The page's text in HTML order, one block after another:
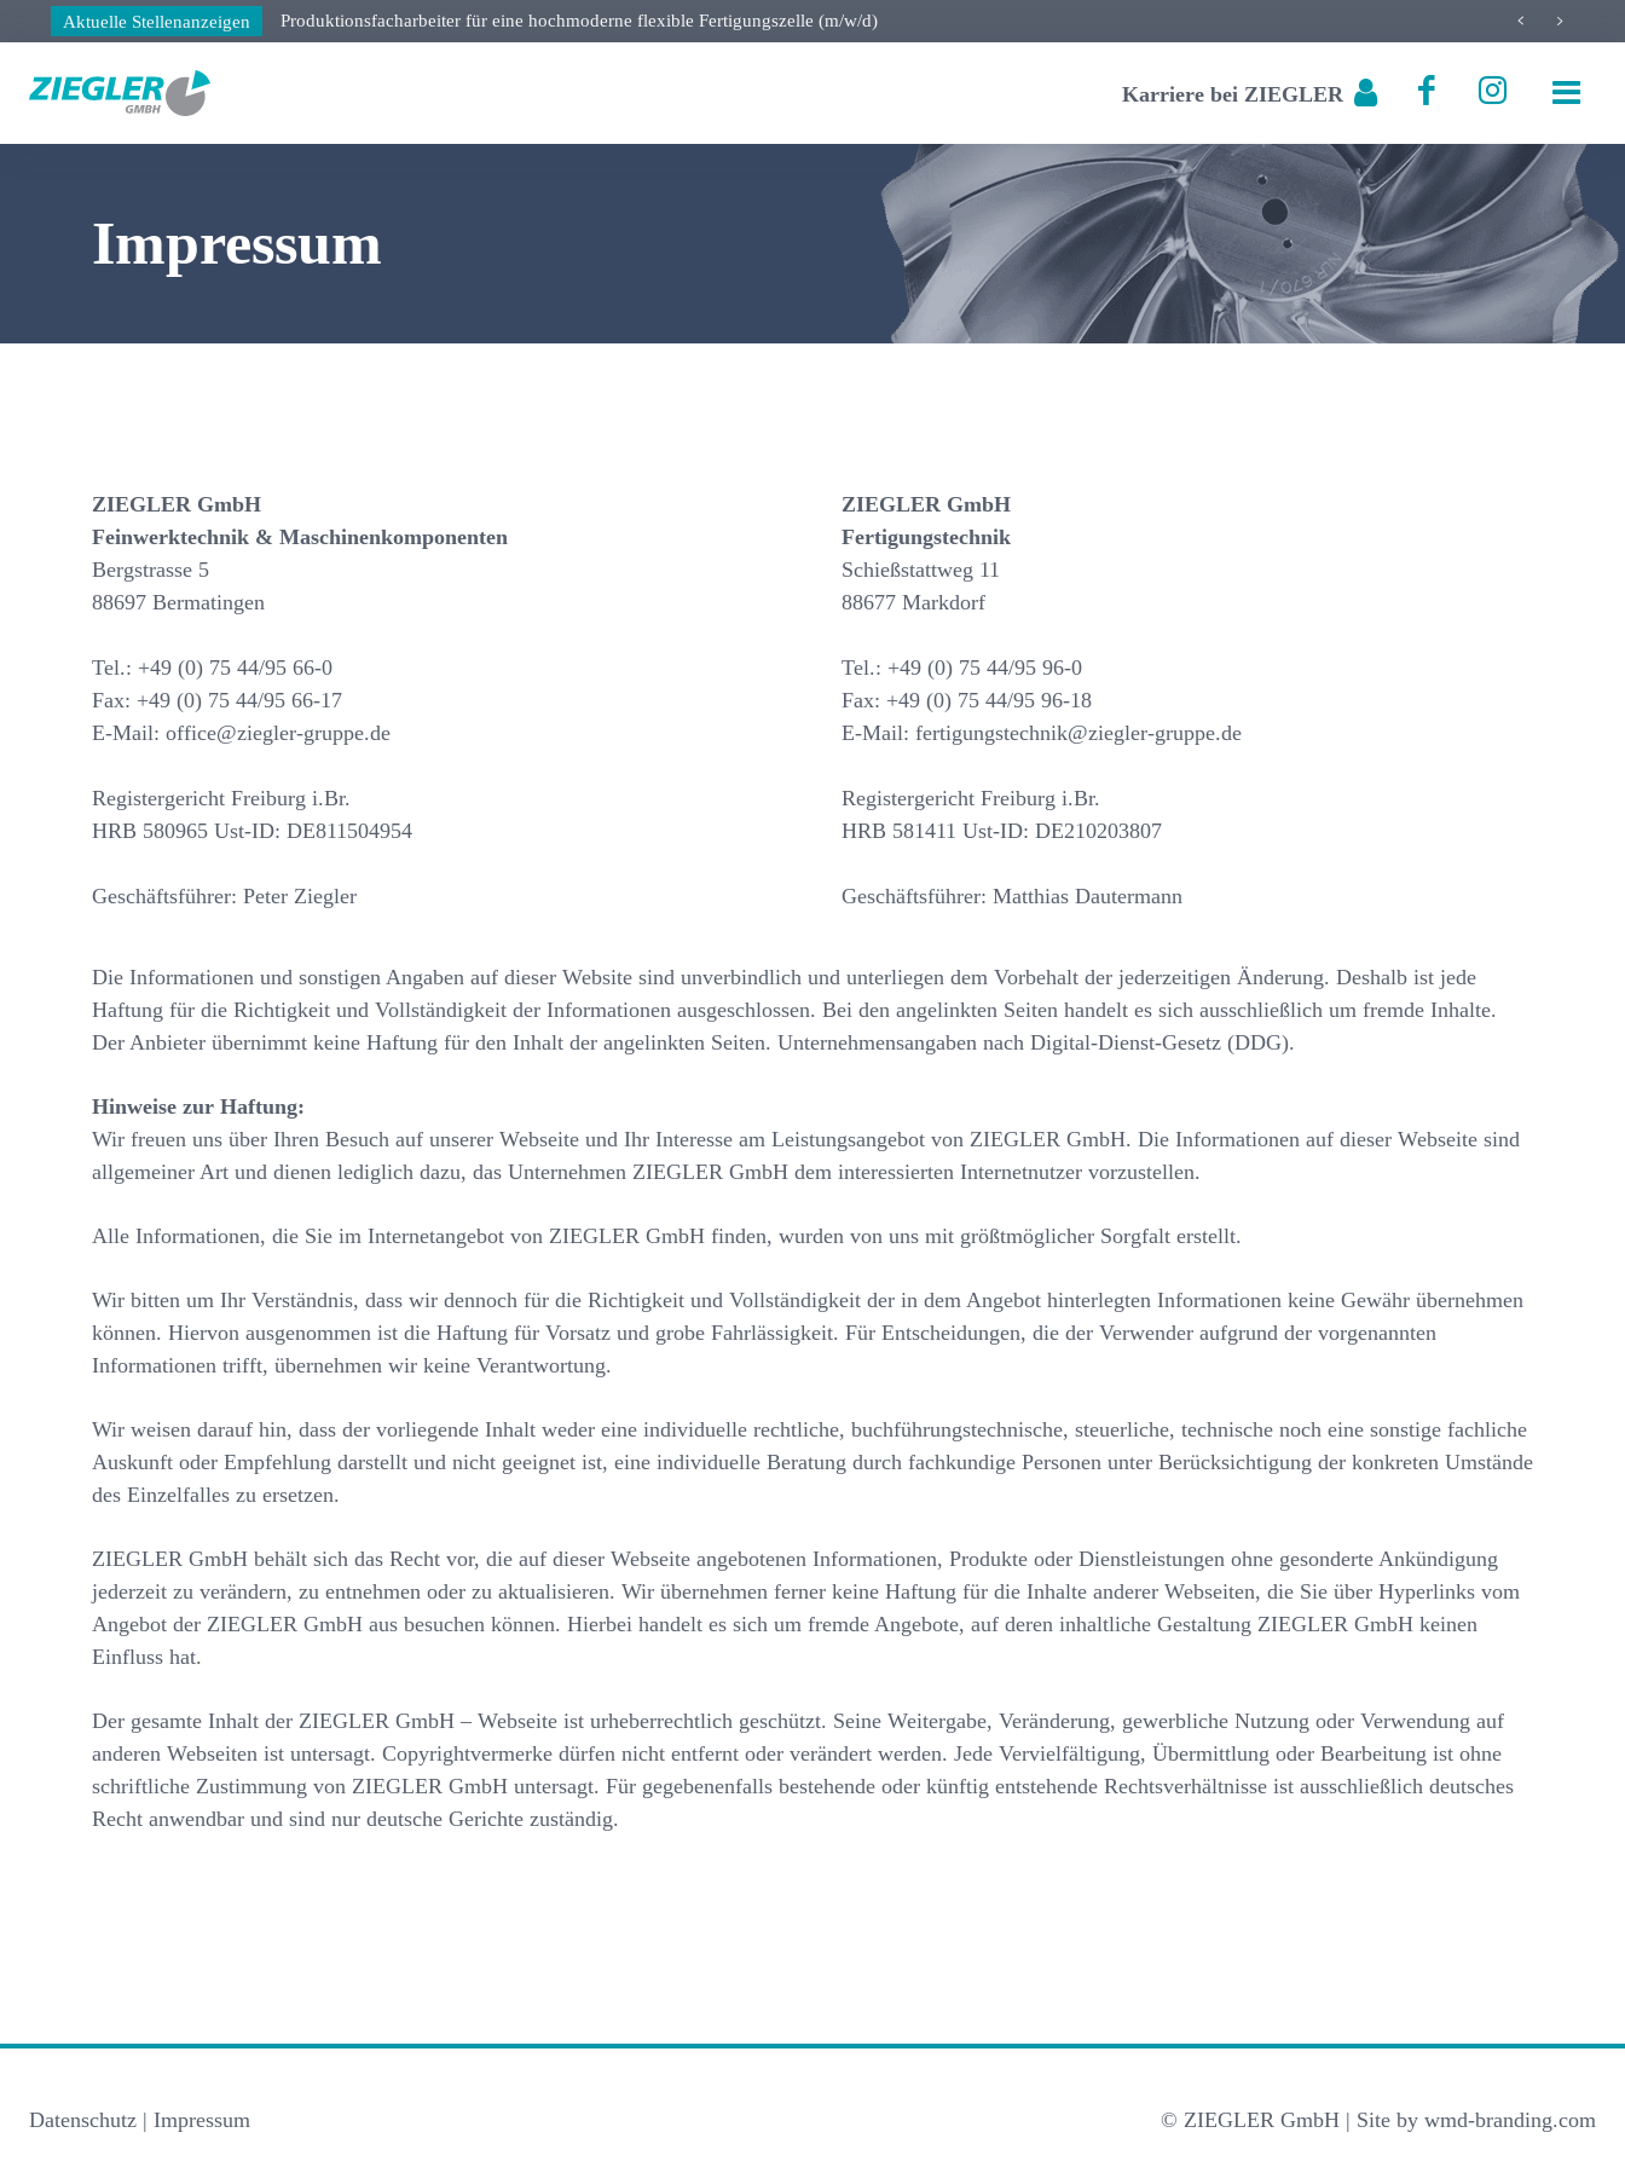
Aktuelle Stellenanzeigen Produktionsfacharbeiter für eine hochmoderne flexible Fertigungszelle (m/w/d)
Karriere bei ZIEGLER
Impressum
ZIEGLER GmbH
Feinwerktechnik & Maschinenkomponenten
Bergstrasse 5
88697 Bermatingen
Tel.: +49 (0) 75 44/95 66-0
Fax: +49 (0) 75 44/95 66-17
E-Mail: office@ziegler-gruppe.de
Registergericht Freiburg i.Br.
HRB 580965 Ust-ID: DE811504954
Geschäftsführer: Peter Ziegler
ZIEGLER GmbH
Fertigungstechnik
Schießstattweg 11
88677 Markdorf
Tel.: +49 (0) 75 44/95 96-0
Fax: +49 (0) 75 44/95 96-18
E-Mail: fertigungstechnik@ziegler-gruppe.de
Registergericht Freiburg i.Br.
HRB 581411 Ust-ID: DE210203807
Geschäftsführer: Matthias Dautermann
Die Informationen und sonstigen Angaben auf dieser Website sind unverbindlich und unterliegen dem Vorbehalt der jederzeitigen Änderung. Deshalb ist jede
Haftung für die Richtigkeit und Vollständigkeit der Informationen ausgeschlossen. Bei den angelinkten Seiten handelt es sich ausschließlich um fremde Inhalte.
Der Anbieter übernimmt keine Haftung für den Inhalt der angelinkten Seiten. Unternehmensangaben nach Digital-Dienst-Gesetz (DDG).
Hinweise zur Haftung:
Wir freuen uns über Ihren Besuch auf unserer Webseite und Ihr Interesse am Leistungsangebot von ZIEGLER GmbH. Die Informationen auf dieser Webseite sind
allgemeiner Art und dienen lediglich dazu, das Unternehmen ZIEGLER GmbH dem interessierten Internetnutzer vorzustellen.
Alle Informationen, die Sie im Internetangebot von ZIEGLER GmbH finden, wurden von uns mit größtmöglicher Sorgfalt erstellt.
Wir bitten um Ihr Verständnis, dass wir dennoch für die Richtigkeit und Vollständigkeit der in dem Angebot hinterlegten Informationen keine Gewähr übernehmen
können. Hiervon ausgenommen ist die Haftung für Vorsatz und grobe Fahrlässigkeit. Für Entscheidungen, die der Verwender aufgrund der vorgenannten
Informationen trifft, übernehmen wir keine Verantwortung.
Wir weisen darauf hin, dass der vorliegende Inhalt weder eine individuelle rechtliche, buchführungstechnische, steuerliche, technische noch eine sonstige fachliche
Auskunft oder Empfehlung darstellt und nicht geeignet ist, eine individuelle Beratung durch fachkundige Personen unter Berücksichtigung der konkreten Umstände
des Einzelfalles zu ersetzen.
ZIEGLER GmbH behält sich das Recht vor, die auf dieser Webseite angebotenen Informationen, Produkte oder Dienstleistungen ohne gesonderte Ankündigung
jederzeit zu verändern, zu entnehmen oder zu aktualisieren. Wir übernehmen ferner keine Haftung für die Inhalte anderer Webseiten, die Sie über Hyperlinks vom
Angebot der ZIEGLER GmbH aus besuchen können. Hierbei handelt es sich um fremde Angebote, auf deren inhaltliche Gestaltung ZIEGLER GmbH keinen
Einfluss hat.
Der gesamte Inhalt der ZIEGLER GmbH – Webseite ist urheberrechtlich geschützt. Seine Weitergabe, Veränderung, gewerbliche Nutzung oder Verwendung auf
anderen Webseiten ist untersagt. Copyrightvermerke dürfen nicht entfernt oder verändert werden. Jede Vervielfältigung, Übermittlung oder Bearbeitung ist ohne
schriftliche Zustimmung von ZIEGLER GmbH untersagt. Für gegebenenfalls bestehende oder künftig entstehende Rechtsverhältnisse ist ausschließlich deutsches
Recht anwendbar und sind nur deutsche Gerichte zuständig.
Datenschutz | Impressum © ZIEGLER GmbH | Site by wmd-branding.com